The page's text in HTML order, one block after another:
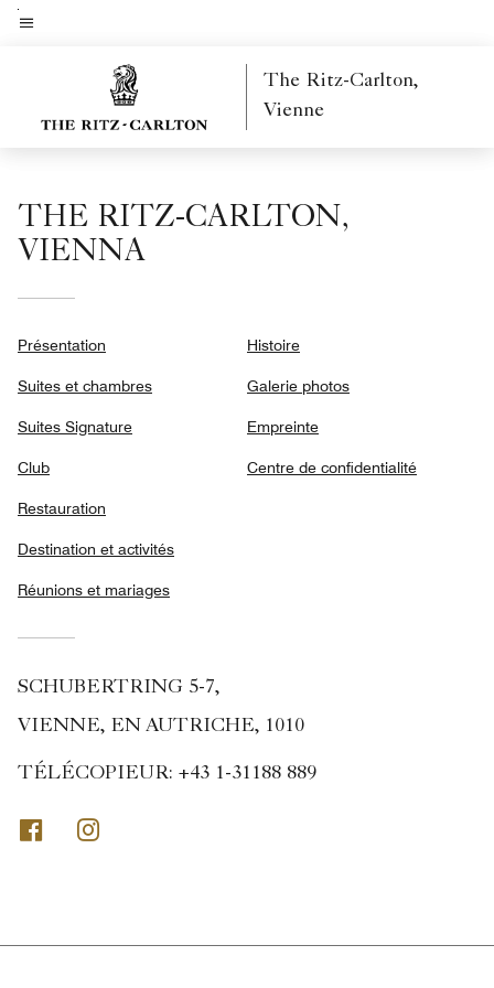
Skip
The Ritz-Carlton,
Vienne
THE RITZ-CARLTON,
VIENNA
Présentation
Suites et chambres
Suites Signature
Club
Restauration
Destination et activités
Réunions et mariages
Histoire
Galerie photos
Empreinte
Centre de confidentialité
SCHUBERTRING 5-7,
VIENNE, EN AUTRICHE, 1010
TÉLÉCOPIEUR: +43 1-31188 889
Facebook